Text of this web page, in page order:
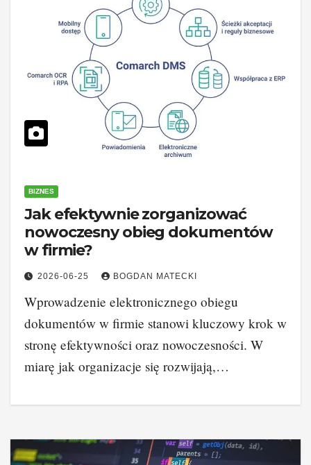
BIZNES
Jak efektywnie zorganizować
nowoczesny obieg dokumentów
w firmie?
2026-06-25 BOGDAN MATECKI
Wprowadzenie elektronicznego obiegu
dokumentów w firmie stanowi kluczowy krok w
stronę efektywności oraz nowoczesności. W
miarę jak organizacje się rozwijają,…